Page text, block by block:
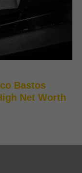
Bastos
Net Worth